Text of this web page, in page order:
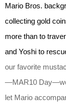
Mario Bros.
collecting gold
more than to
and Yoshi to
our favorite
—MAR10
let Mario